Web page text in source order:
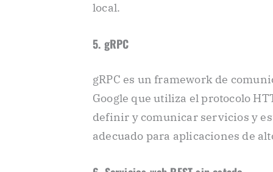
local.
5. gRPC
gRPC es un framework de
Google que utiliza el protocolo
definir y comunicar servicios y
adecuado para aplicaciones de